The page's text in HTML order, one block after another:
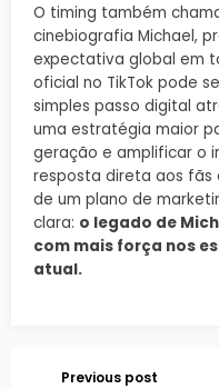
O timing também
cinebiografia Michael,
expectativa global em
oficial no TikTok pode
simples passo digital
uma estratégia maior
geração e amplificar o
resposta direta aos fãs
de um plano de
clara: o legado de
com mais força nos
atual.
Previous post